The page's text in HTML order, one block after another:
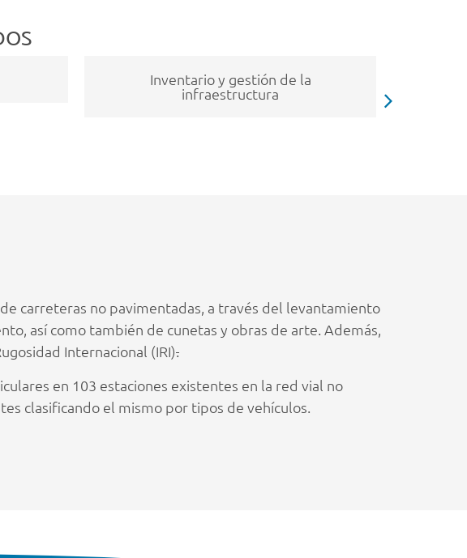
Inventario y gestión de la
infraestructura
carreteras no pavimentadas, a través del levantamiento
así como también de cunetas y obras de arte. Además,
Internacional (IRI).
en 103 estaciones existentes en la red vial no
clasificando el mismo por tipos de vehículos.